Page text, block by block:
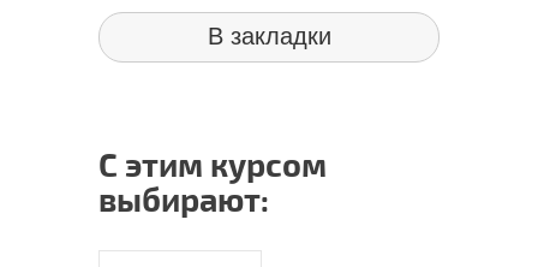
В закладки
С этим курсом
выбирают: